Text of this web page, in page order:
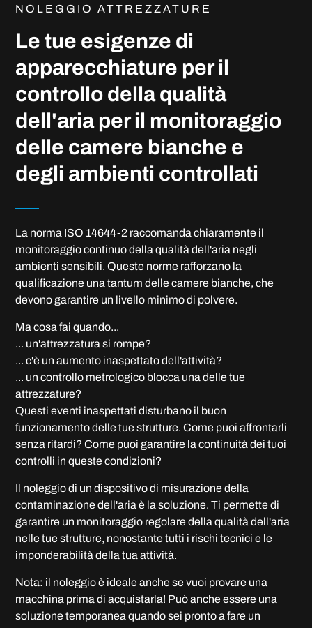
NOLEGGIO ATTREZZATURE
Le tue esigenze di
apparecchiature per il
controllo della qualità
dell'aria per il monitoraggio
delle camere bianche e
degli ambienti controllati
La norma ISO 14644-2 raccomanda chiaramente il
monitoraggio continuo della qualità dell'aria negli
ambienti sensibili. Queste norme rafforzano la
qualificazione una tantum delle camere bianche, che
devono garantire un livello minimo di polvere.
Ma cosa fai quando...
... un'attrezzatura si rompe?
... c'è un aumento inaspettato dell'attività?
... un controllo metrologico blocca una delle tue
attrezzature?
Questi eventi inaspettati disturbano il buon
funzionamento delle tue strutture. Come puoi affrontarli
senza ritardi? Come puoi garantire la continuità dei tuoi
controlli in queste condizioni?
Il noleggio di un dispositivo di misurazione della
contaminazione dell'aria è la soluzione. Ti permette di
garantire un monitoraggio regolare della qualità dell'aria
nelle tue strutture, nonostante tutti i rischi tecnici e le
imponderabilità della tua attività.
Nota: il noleggio è ideale anche se vuoi provare una
macchina prima di acquistarla! Può anche essere una
soluzione temporanea quando sei pronto a fare un